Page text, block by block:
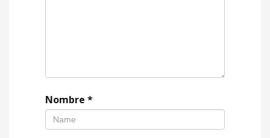
Nombre *